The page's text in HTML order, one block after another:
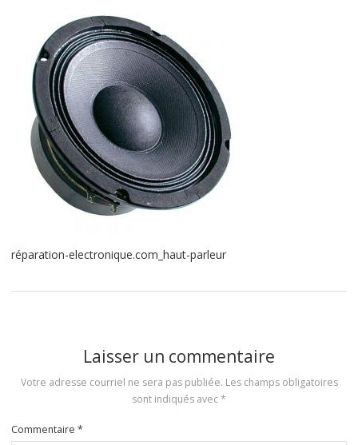
réparation-electronique.com_haut-parleur
Laisser un commentaire
Votre adresse courriel ne sera pas publiée. Les champs obligatoires
sont indiqués avec*
Commentaire *